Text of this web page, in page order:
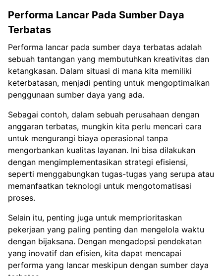
Performa Lancar Pada Sumber Daya
Terbatas
Performa lancar pada sumber daya terbatas adalah
sebuah tantangan yang membutuhkan kreativitas dan
ketangkasan. Dalam situasi di mana kita memiliki
keterbatasan, menjadi penting untuk mengoptimalkan
penggunaan sumber daya yang ada.
Sebagai contoh, dalam sebuah perusahaan dengan
anggaran terbatas, mungkin kita perlu mencari cara
untuk mengurangi biaya operasional tanpa
mengorbankan kualitas layanan. Ini bisa dilakukan
dengan mengimplementasikan strategi efisiensi,
seperti menggabungkan tugas-tugas yang serupa atau
memanfaatkan teknologi untuk mengotomatisasi
proses.
Selain itu, penting juga untuk memprioritaskan
pekerjaan yang paling penting dan mengelola waktu
dengan bijaksana. Dengan mengadopsi pendekatan
yang inovatif dan efisien, kita dapat mencapai
performa yang lancar meskipun dengan sumber daya